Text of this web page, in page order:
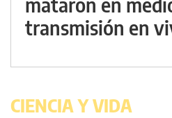
transmisión en
CIENCIA Y VIDA